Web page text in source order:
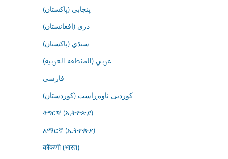
پنجابی (پاکستان)
درى (افغانستان)
سنڌي (پاکستان)
عربي (المنطقة العربية)
فارسى
کوردیی ناوەڕاست (کوردستان)
ትግርኛ (ኢትዮጵያ)
አማርኛ (ኢትዮጵያ)
कोंकणी (भारत)